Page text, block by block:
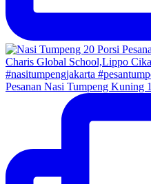
Pesanan Nasi Tumpeng Kuning